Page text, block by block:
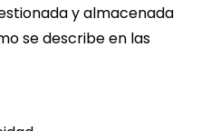
y almacenada
se describe en las